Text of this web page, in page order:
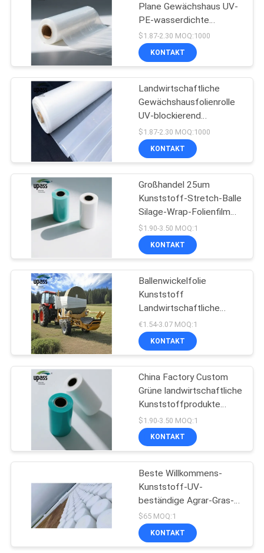
UNS
NEUIGKEITEN
RECHTSSACHEN
BLOG
SITEMAP
DATENSCHUTZ-
BESTIMMUNGEN
Silikonumhüllte
Freigabe-
Zwischenlage
Thermischer
Freigabe-Film
16
Baumwollballen-
Verpackung
PET Verbundfolie
Plane Gewächshaus UV-
PE-wasserdichte
Kunststoffabdeckung
Markisen für Polyethylen-
Beschichtungshaus zum
$1.87-2.30 MOQ:1000
KONTAKT
Landwirtschaftliche
Gewächshausfolienrolle
UV-blockierend
wasserdicht
Spritzkunststoff
$1.87-2.30 MOQ:1000
KONTAKT
Großhandel 25um
Kunststoff-Stretch-Balle
Silage-Wrap-Folienfilm
Landwirtschaftsfilm zum
Verkauf
$1.90-3.50 MOQ:1
KONTAKT
Ballenwickelfolie
Kunststoff
Landwirtschaftliche
Heuballenwickelfolie
Kunststoffprodukt für
Silage Ballenwickelfolie
€1.54-3.07 MOQ:1
KONTAKT
China Factory Custom
Grüne landwirtschaftliche
Kunststoffprodukte
25cm 50cm 75cm Breite
Sauerstoffbarriere Silage
Wrap Film
$1.90-3.50 MOQ:1
KONTAKT
Beste Willkommens-
Kunststoff-UV-
beständige Agrar-Gras-
Silofolie
$65 MOQ:1
KONTAKT